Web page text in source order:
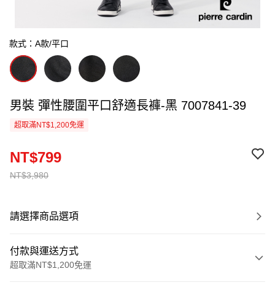
款式：A款/平口
男裝 彈性腰圍平口舒適長褲-黑 7007841-39
超取滿NT$1,200免運
NT$3,980
NT$799
請選擇商品選項
付款與運送方式
超取滿NT$1,200免運